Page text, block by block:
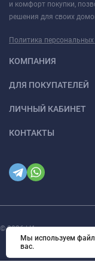
и комфорт покупки,
решения для своих
Политика
КОМПАНИЯ
ДЛЯ ПОКУПАТЕЛЕЙ
ЛИЧНЫЙ КАБИНЕТ
КОНТАКТЫ
© 2026 | Интернет магазин
Мы используем
вас.